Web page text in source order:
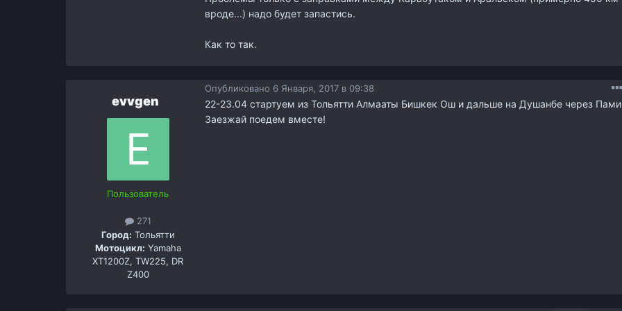
вроде...) надо будет запастись.
Как то так.
evvgen
Пользователь
271
Город: Тольятти
Мотоцикл: Yamaha
XT1200Z, TW225, DR
Z400
Опубликовано 6 Января, 2017 в 09:38
22-23.04 стартуем из Тольятти Алмааты Бишкек Ош и дальше на Душанбе через
Заезжай поедем вместе!